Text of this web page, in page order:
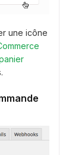
une icône